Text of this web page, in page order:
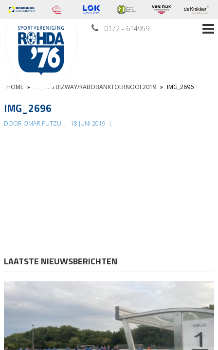
0172 - 614959
HOME » FOTO’S BIZWAY/RABOBANKTOERNOOI 2019 » IMG_2696
IMG_2696
DOOR OMAR PUTZU | 18 JUNI 2019 |
LAATSTE NIEUWSBERICHTEN